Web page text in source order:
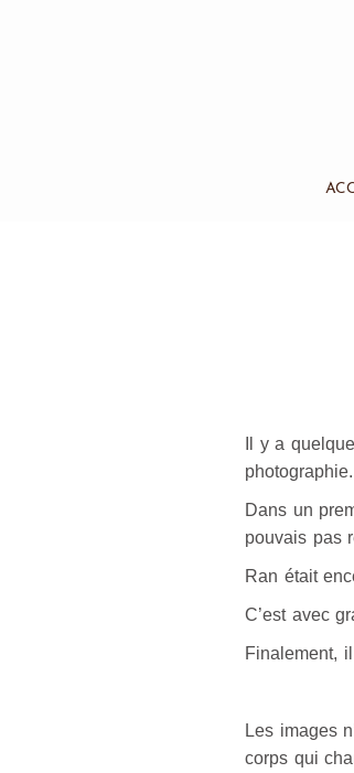
Il y a
Dans un
pouvais pas
Ran était
C’est avec
Finalement,
Les images
corps qui